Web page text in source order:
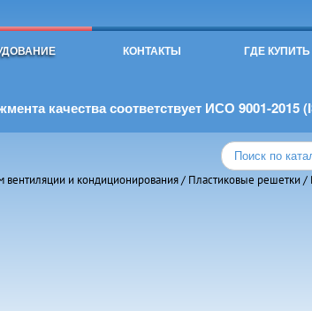
КОНТАКТЫ ГДЕ КУПИТЬ
качества соответствует ИСО 9001-2015
и кондиционирования/ Пластиковые решетки /